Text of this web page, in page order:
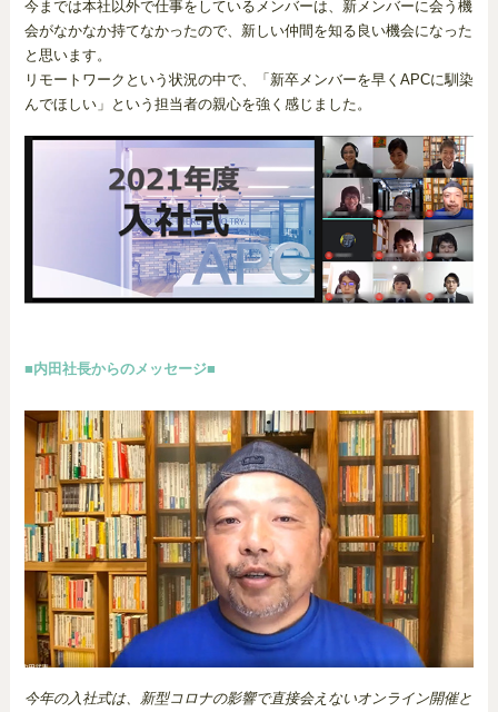
今までは本社以外で仕事をしているメンバーは、新メンバーに会う機
会がなかなか持てなかったので、新しい仲間を知る良い機会になった
と思います。
リモートワークという状況の中で、「新卒メンバーを早くAPCに馴染
んでほしい」という担当者の親心を強く感じました。
■内田社長からのメッセージ■
今年の入社式は、新型コロナの影響で直接会えないオンライン開催と